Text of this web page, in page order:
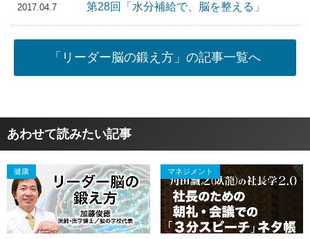
2017.04.7 第28回「水分補給で、脳を整える」
「リーダー脳の鍛え方」の記事一覧へ
あわせて読みたい記事
健康 マネジメント